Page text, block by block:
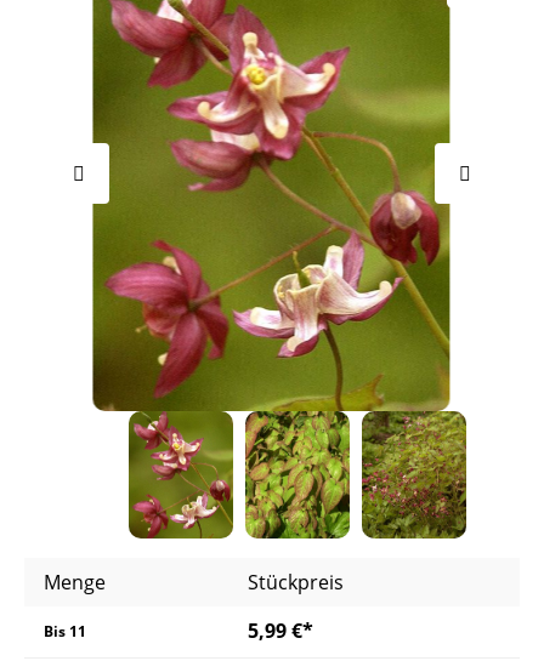
Menge Stückpreis
Bis 11 5,99 €*